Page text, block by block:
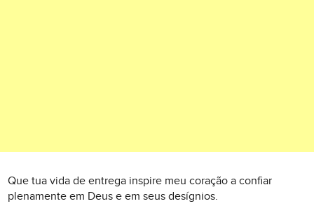
Que tua vida de entrega inspire meu coração a confiar
plenamente em Deus e em seus desígnios.